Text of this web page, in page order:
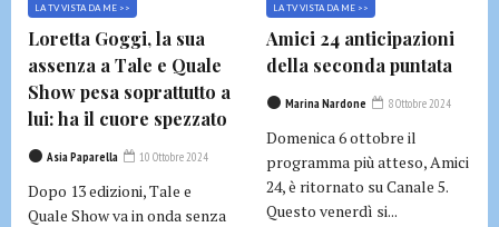
LA TV VISTA DA ME >>
Loretta Goggi, la sua
assenza a Tale e Quale
Show pesa soprattutto a
lui: ha il cuore spezzato
Asia Paparella 10 Ottobre 2024
Dopo 13 edizioni, Tale e
Quale Show va in onda senza
LA TV VISTA DA ME >>
Amici 24 anticipazioni
della seconda puntata
Marina Nardone 8 Ottobre 2024
Domenica 6 ottobre il
programma più atteso, Amici
24, è ritornato su Canale 5.
Questo venerdì si...